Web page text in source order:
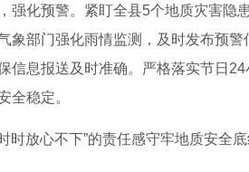
化预警。紧盯全县5个地质灾害隐
部门强化雨情监测，及时发布预
信息报送及时准确。严格落实节日
全稳定。
时放心不下”的责任感守牢地质安全